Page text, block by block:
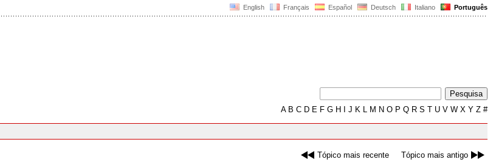
English Français Español Deutsch Italiano Português
AB C D E F G H J K L M N O P Q R S T U V W X Y Z #
Tópico mais recente Tópico mais antigo